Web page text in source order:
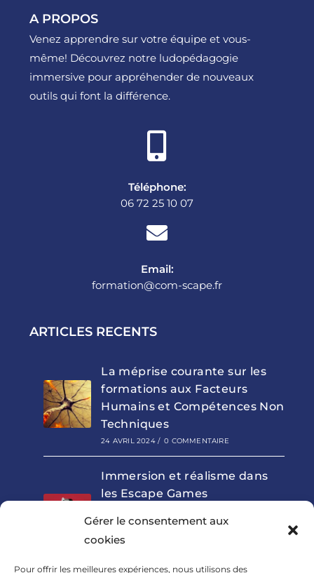
Gérer le consentement aux
cookies
Pour offrir les meilleures expériences, nous utilisons des
A PROPOS
Venez apprendre sur votre équipe et vous-
même! Découvrez notre ludopédagogie
immersive pour appréhender de nouveaux
outils qui font la différence.
Téléphone:
06 72 25 10 07
Email:
formation@com-scape.fr
ARTICLES RECENTS
La méprise courante sur les
formations aux Facteurs
Humains et Compétences Non
Techniques
24 AVRIL 2024 / 0 COMMENTAIRE
Immersion et réalisme dans
les Escape Games
la formation aux Facteurs
Humains